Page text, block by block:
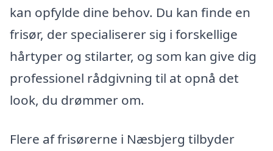
kan opfylde dine behov. Du kan finde en
frisør, der specialiserer sig i forskellige
hårtyper og stilarter, og som kan give dig
professionel rådgivning til at opnå det
look, du drømmer om.
Flere af frisørerne i Næsbjerg tilbyder